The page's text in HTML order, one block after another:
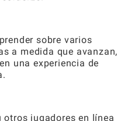
sobre varios
a medida que avanzan,
una experiencia de
otros jugadores en línea